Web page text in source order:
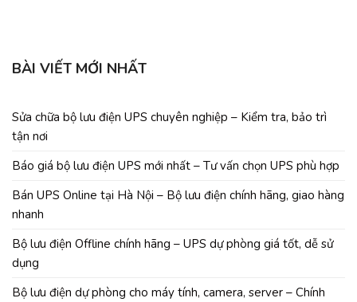
BÀI VIẾT MỚI NHẤT
Sửa chữa bộ lưu điện UPS chuyên nghiệp – Kiểm tra, bảo trì
tận nơi
Báo giá bộ lưu điện UPS mới nhất – Tư vấn chọn UPS phù hợp
Bán UPS Online tại Hà Nội – Bộ lưu điện chính hãng, giao hàng
nhanh
Bộ lưu điện Offline chính hãng – UPS dự phòng giá tốt, dễ sử
dụng
Bộ lưu điện dự phòng cho máy tính, camera, server – Chính